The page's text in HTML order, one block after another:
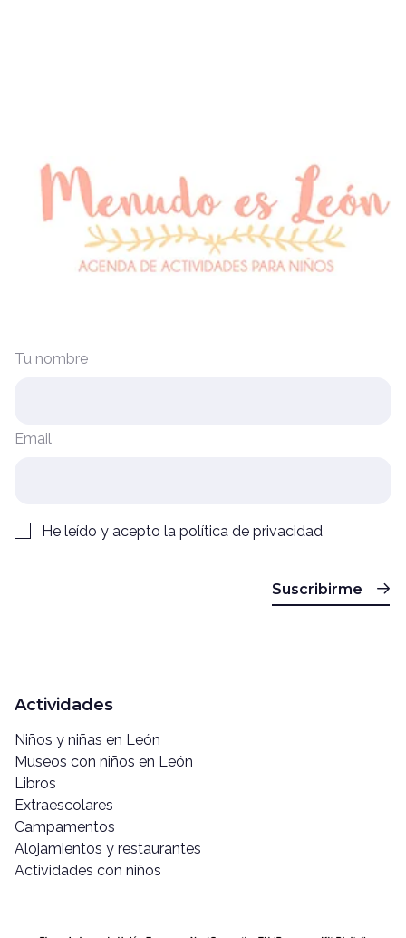
Tu nombre
Email
He leído y acepto la política de privacidad
Suscribirme
Actividades
Niños y niñas en León
Museos con niños en León
Libros
Extraescolares
Campamentos
Alojamientos y restaurantes
Actividades con niños